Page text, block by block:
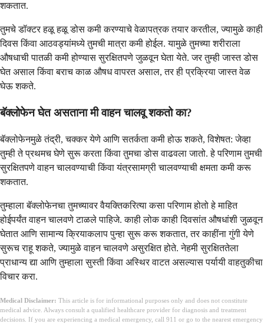
शकतात.
तुमचे डॉक्टर हळू हळू डोस कमी करण्याचे वेळापत्रक तयार करतील, ज्यामुळे काही
दिवस किंवा आठवड्यांमध्ये तुमची मात्रा कमी होईल. यामुळे तुमच्या शरीराला
औषधाची पातळी कमी होण्यास सुरक्षितपणे जुळवून घेता येते. जर तुम्ही जास्त डोस
घेत असाल किंवा बराच काळ औषध वापरत असाल, तर ही प्रक्रिया जास्त वेळ
घेऊ शकते.
बॅक्लोफेन घेत असताना मी वाहन चालवू शकतो का?
बॅक्लोफेनमुळे तंद्री, चक्कर येणे आणि सतर्कता कमी होऊ शकते, विशेषत: जेव्हा
तुम्ही ते प्रथमच घेणे सुरू करता किंवा तुमचा डोस वाढवला जातो. हे परिणाम तुमची
सुरक्षितपणे वाहन चालवण्याची किंवा यंत्रसामग्री चालवण्याची क्षमता कमी करू
शकतात.
तुम्हाला बॅक्लोफेनचा तुमच्यावर वैयक्तिकरित्या कसा परिणाम होतो हे माहित
होईपर्यंत वाहन चालवणे टाळले पाहिजे. काही लोक काही दिवसांत औषधांशी जुळवून
घेतात आणि सामान्य क्रियाकलाप पुन्हा सुरू करू शकतात, तर काहींना गुंगी येणे
सुरूच राहू शकते, ज्यामुळे वाहन चालवणे असुरक्षित होते. नेहमी सुरक्षिततेला
प्राधान्य द्या आणि तुम्हाला सुस्ती किंवा अस्थिर वाटत असल्यास पर्यायी वाहतुकीचा
विचार करा.
Medical Disclaimer: This article is for informational purposes only and does not constitute
medical advice. Always consult a qualified healthcare provider for diagnosis and treatment
decisions. If you are experiencing a medical emergency, call 911 or go to the nearest emergency